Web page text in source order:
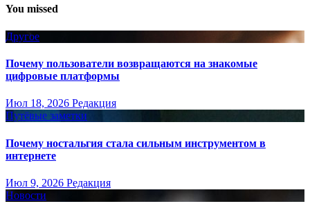
You missed
Другое
Почему пользователи возвращаются на знакомые
цифровые платформы
Июл 18, 2026 Редакция
Путёвые заметки
Почему ностальгия стала сильным инструментом в
интернете
Июл 9, 2026 Редакция
Новости